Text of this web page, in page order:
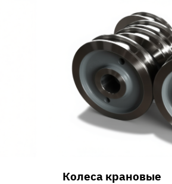
Колеса крановые